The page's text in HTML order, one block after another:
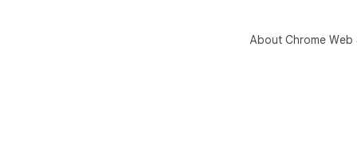
About Chrome Web